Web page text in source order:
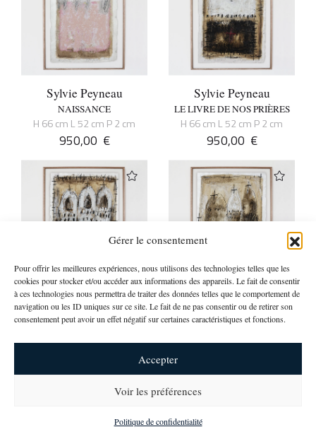
Gérer le consentement
Pour offrir les meilleures expériences, nous utilisons des technologies telles que les
cookies pour stocker et/ou accéder aux informations des appareils. Le fait de consentir
à ces technologies nous permettra de traiter des données telles que le comportement de
navigation ou les ID uniques sur ce site. Le fait de ne pas consentir ou de retirer son
consentement peut avoir un effet négatif sur certaines caractéristiques et fonctions.
Accepter
Voir les préférences
Politique de confidentialité
Sylvie Peyneau
NAISSANCE
H 66 cm L 52 cm P 2 cm
950,00 €
Sylvie Peyneau
LE LIVRE DE NOS PRIÈRES
H 66 cm L 52 cm P 2 cm
950,00 €
Sylvie Peyneau
EGLISE #2
Sylvie Peyneau
EGLISE #1